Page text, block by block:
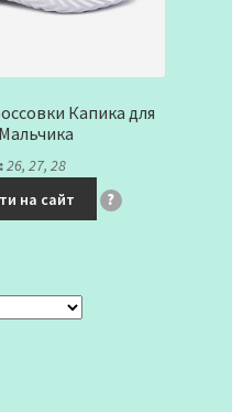
Капика для
Мальчика
26, 27, 28
на сайт
?